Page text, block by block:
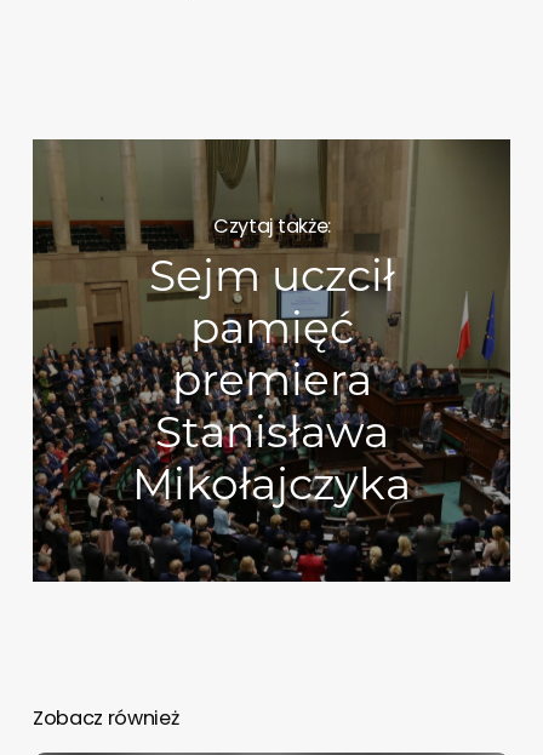
Czytaj także:
Sejm uczcił
pamięć
premiera
Stanisława
Mikołajczyka
Zobacz również